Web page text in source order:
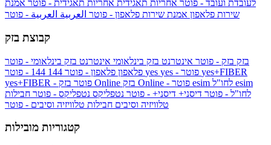
לעובדת ועובד - פוטר אחריות תאגידית אחריות תאגידית - פוטר אמנת
שירות פלאפון אמנת שירות פלאפון - פוטר العربية العربية - פוטר
קבוצת בזק
בזק בזק - פוטר אינטרנט בזק בינלאומי אינטרנט בזק בינלאומי - פוטר
פלאפון פלאפון - פוטר 144 yes
yes+FIBER
yes+FIBER - פוטר בזק Online
esim
לחו"ל - פוטר דיסני+ דיסני+ - פוטר נטפליקס נטפליקס - פוטר חבילות
טלוויזיה וסיבים חבילות טלוויזיה וסיבים - פוטר
קטגוריות מובילות